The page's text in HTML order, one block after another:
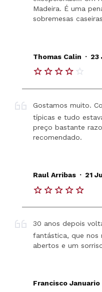
Madeira. É uma
sobremesas
Thomas Calin . 23
Gostamos muito.
típicas e tudo
preço bastante
recomendado.
Raul Arribas . 21
30 anos depois
fantástica, que nos
abertos e um
Francisco Januario